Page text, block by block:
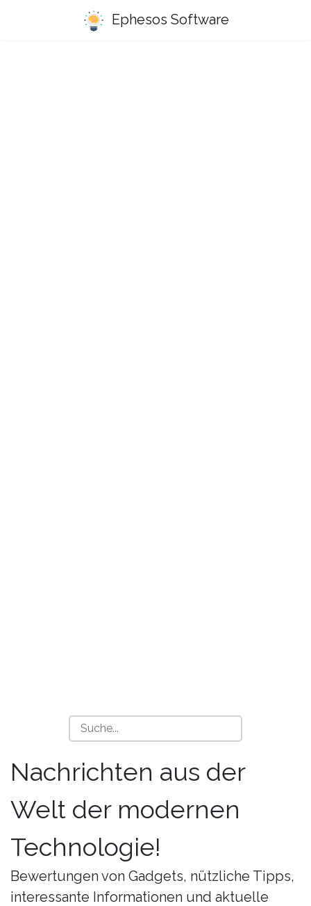
Ephesos Software
Nachrichten aus der
Welt der modernen
Technologie!
Bewertungen von Gadgets, nützliche Tipps,
interessante Informationen und aktuelle